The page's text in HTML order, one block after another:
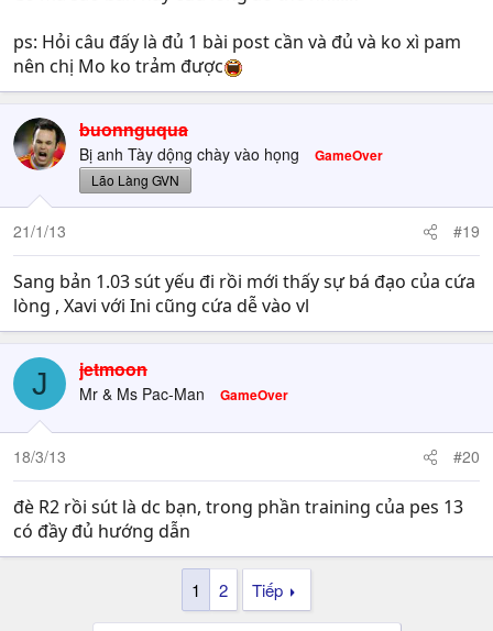
ps: Hỏi câu đấy là đủ 1 bài post cần và đủ và ko xì pam
nên chị Mo ko trảm được
buonnguqua
Bị anh Tày dộng chày vào họng GameOver
Lão Làng GVN
21/1/13 #19
Sang bản 1.03 sút yếu đi rồi mới thấy sự bá đạo của cứa
lòng , Xavi với Ini cũng cứa dễ vào vl
J jetmoon
Mr & Ms Pac-Man GameOver
18/3/13 #20
đè R2 rồi sút là dc bạn, trong phần training của pes 13
có đầy đủ hướng dẫn
1 2 Tiếp